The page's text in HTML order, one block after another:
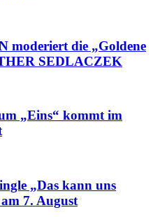
moderiert die „Goldene
SEDLACZEK
„Eins“ kommt im
„Das kann uns
7. August